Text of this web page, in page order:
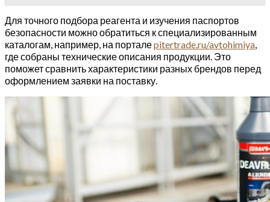
Для точного подбора реагента и изучения паспортов
безопасности можно обратиться к специализированным
каталогам, например, на порталеpitertrade.ru/avtohimiya,
где собраны технические описания продукции. Это
поможет сравнить характеристики разных брендов перед
оформлением заявки на поставку.